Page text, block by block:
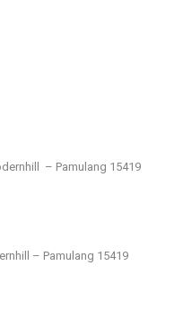
– Pamulang 15419
– Pamulang 15419